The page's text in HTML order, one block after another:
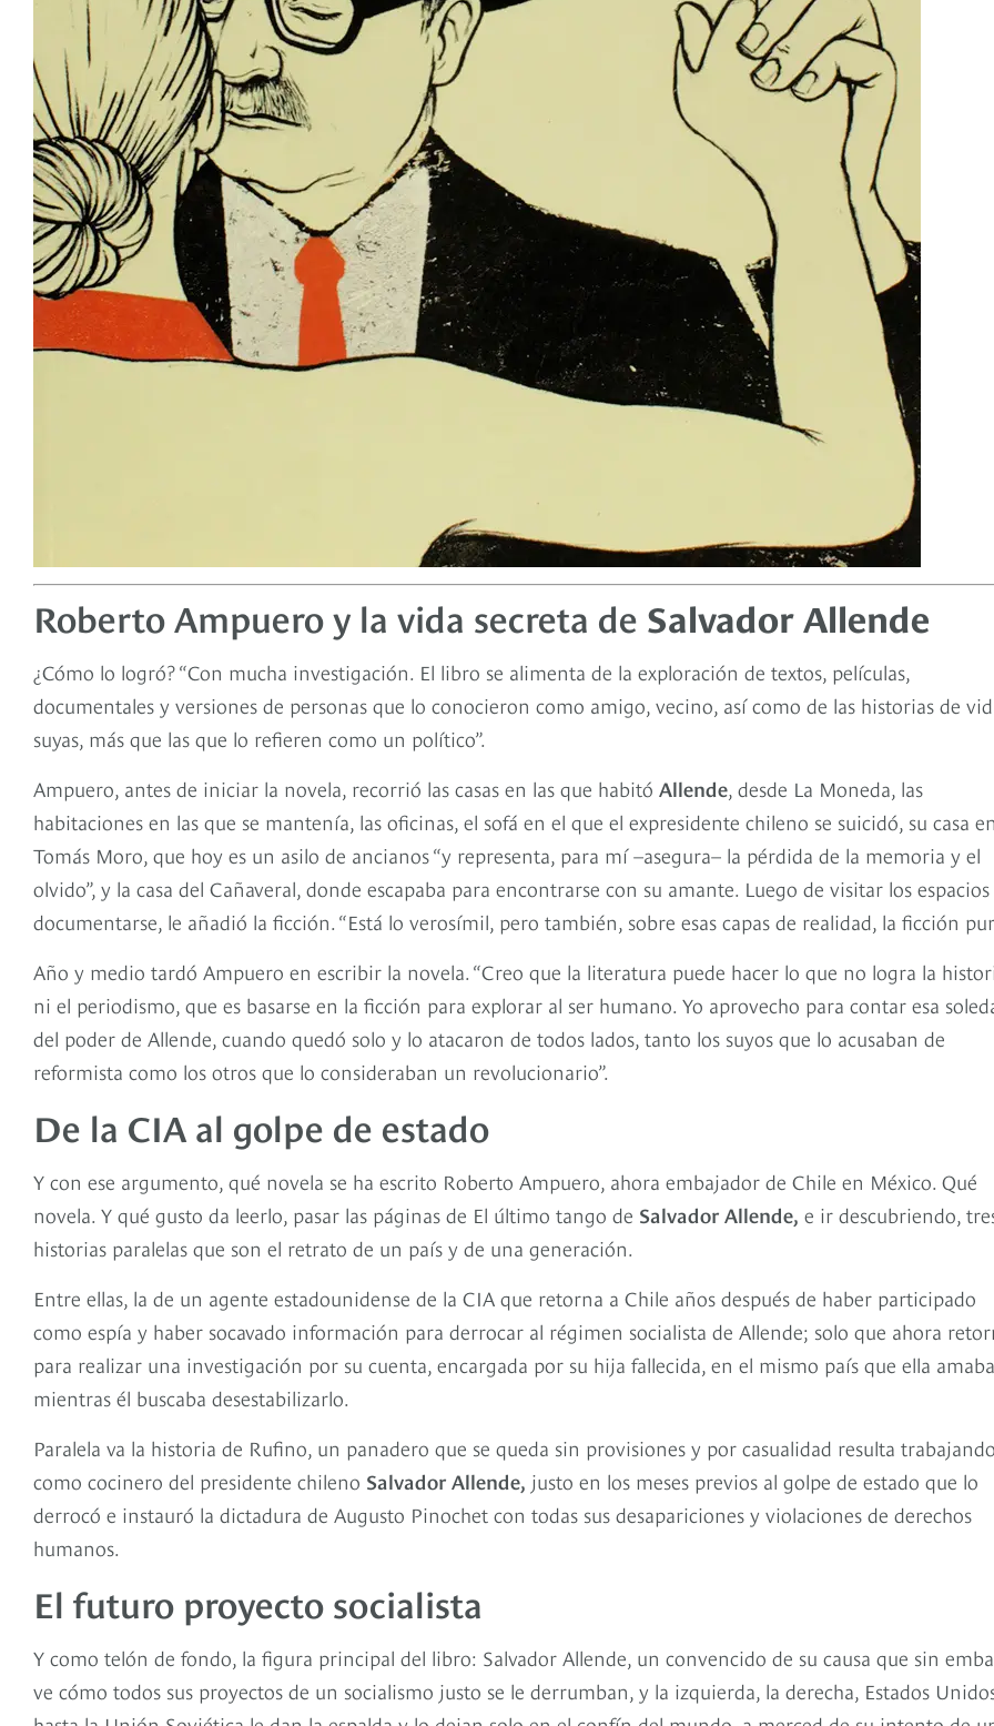
Roberto Ampuero y la vida secreta de Salvador Allende
¿Cómo lo logró? “Con mucha investigación. El libro se alimenta de la exploración de textos, películas,
documentales y versiones de personas que lo conocieron como amigo, vecino, así como de las historias de
suyas, más que las que lo refieren como un político”.
Ampuero, antes de iniciar la novela, recorrió las casas en las que habitó Allende, desde La Moneda, las
habitaciones en las que se mantenía, las oficinas, el sofá en el que el expresidente chileno se suicidó, su casa
Tomás Moro, que hoy es un asilo de ancianos “y representa, para mí –asegura– la pérdida de la memoria y el
olvido”, y la casa del Cañaveral, donde escapaba para encontrarse con su amante. Luego de visitar los
documentarse, le añadió la ficción. “Está lo verosímil, pero también, sobre esas capas de realidad, la ficción
Año y medio tardó Ampuero en escribir la novela. “Creo que la literatura puede hacer lo que no logra la
ni el periodismo, que es basarse en la ficción para explorar al ser humano. Yo aprovecho para contar esa
del poder de Allende, cuando quedó solo y lo atacaron de todos lados, tanto los suyos que lo acusaban de
reformista como los otros que lo consideraban un revolucionario”.
De la CIA al golpe de estado
Y con ese argumento, qué novela se ha escrito Roberto Ampuero, ahora embajador de Chile en México. Qué
novela. Y qué gusto da leerlo, pasar las páginas de El último tango de Salvador Allende, e ir descubriendo,
historias paralelas que son el retrato de un país y de una generación.
Entre ellas, la de un agente estadounidense de la CIA que retorna a Chile años después de haber participado
como espía y haber socavado información para derrocar al régimen socialista de Allende; solo que ahora
para realizar una investigación por su cuenta, encargada por su hija fallecida, en el mismo país que ella amaba
mientras él buscaba desestabilizarlo.
Paralela va la historia de Rufino, un panadero que se queda sin provisiones y por casualidad resulta
como cocinero del presidente chileno Salvador Allende, justo en los meses previos al golpe de estado que lo
derrocó e instauró la dictadura de Augusto Pinochet con todas sus desapariciones y violaciones de derechos
humanos.
El futuro proyecto socialista
Y como telón de fondo, la figura principal del libro: Salvador Allende, un convencido de su causa que sin
ve cómo todos sus proyectos de un socialismo justo se le derrumban, y la izquierda, la derecha, Estados